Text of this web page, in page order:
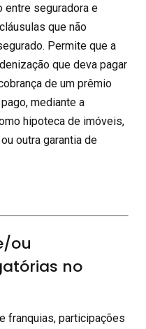
entre seguradora e
que não
Permite que a
que deva pagar
de um prêmio
mediante a
hipoteca de imóveis,
outra garantia de
ou
no
franquias, participações